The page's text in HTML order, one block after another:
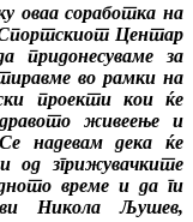
оваа соработка на
Центар
придонесуваме за
во рамки на
проекти кои ќе
живеење и
надевам дека ќе
од згрижувачките
време и да ги
Никола Љушев,